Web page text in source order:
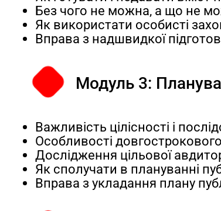
Без чого не можна, а що не
Як використати особисті
Вправа з надшвидкої
Модуль 3:
Важливість цілісності і
Особливості
Дослідження цільової
Як сполучати в плануванні
Вправа з укладання плану